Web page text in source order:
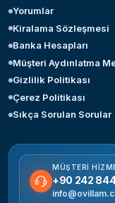
Yorumlar
Kiralama Sözleşmesi
Banka Hesapları
Müşteri Aydınlatma
Gizlilik Politikası
Çerez Politikası
Sıkça Sorulan Sorular
MÜŞTERI
+90 242 844